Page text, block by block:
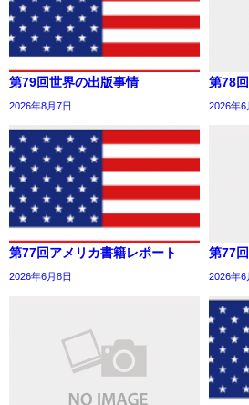
第79回世界の出版事情
2026年8月7日
第78
2026年6
第77回アメリカ書籍レポート
2026年6月8日
第77
2026年6